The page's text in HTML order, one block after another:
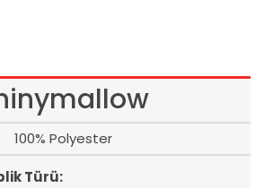
100% Polyester
Türü: